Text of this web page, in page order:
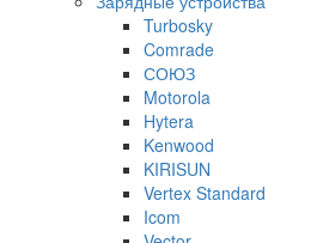
Turbosky
Comrade
СОЮЗ
Motorola
Hytera
Kenwood
KIRISUN
Vertex Standard
Icom